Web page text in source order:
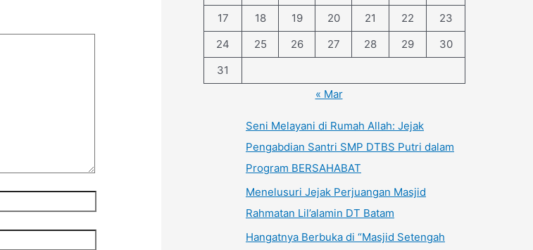
17
18 19 20 21 22
23
24
25 26 27 28 29
30
31
« Mar
Seni Melayani di Rumah Allah: Jejak
Pengabdian Santri SMP DTBS Putri dalam
Program BERSAHABAT
Menelusuri Jejak Perjuangan Masjid
Rahmatan Lil’alamin DT Batam
Hangatnya Berbuka di “Masjid Setengah